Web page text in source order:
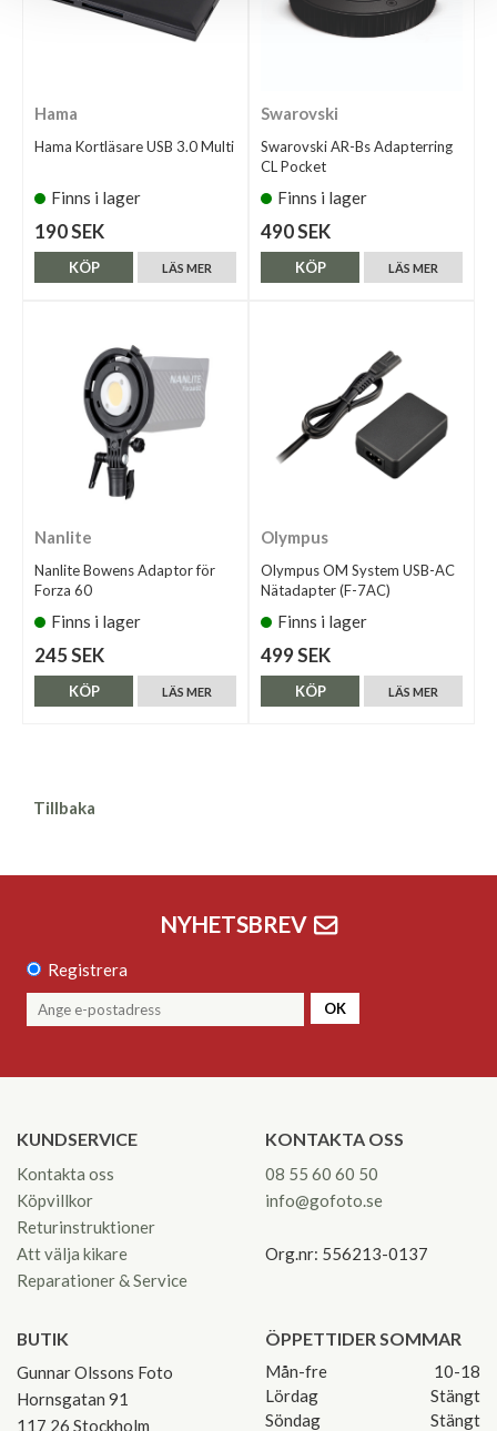
Hama
Hama Kortläsare USB 3.0 Multi
Finns i lager
190 SEK
LÄS MER
KÖP
Swarovski
Swarovski AR-Bs Adapterring
CL Pocket
Finns i lager
490 SEK
LÄS MER
KÖP
Nanlite
Nanlite Bowens Adaptor för
Forza 60
Finns i lager
245 SEK
LÄS MER
KÖP
Olympus
Olympus OM System USB-AC
Nätadapter (F-7AC)
Finns i lager
499 SEK
LÄS MER
KÖP
Tillbaka
NYHETSBREV
Registrera
OK
KUNDSERVICE
Kontakta oss
Köpvillkor
Returinstruktioner
Att välja kikare
Reparationer & Service
KONTAKTA OSS
08 55 60 60 50
info@gofoto.se
Org.nr: 556213-0137
BUTIK
Gunnar Olssons Foto
Hornsgatan 91
117 26 Stockholm
ÖPPETTIDER SOMMAR
Mån-fre
10-18
Lördag
Stängt
Söndag
Stängt